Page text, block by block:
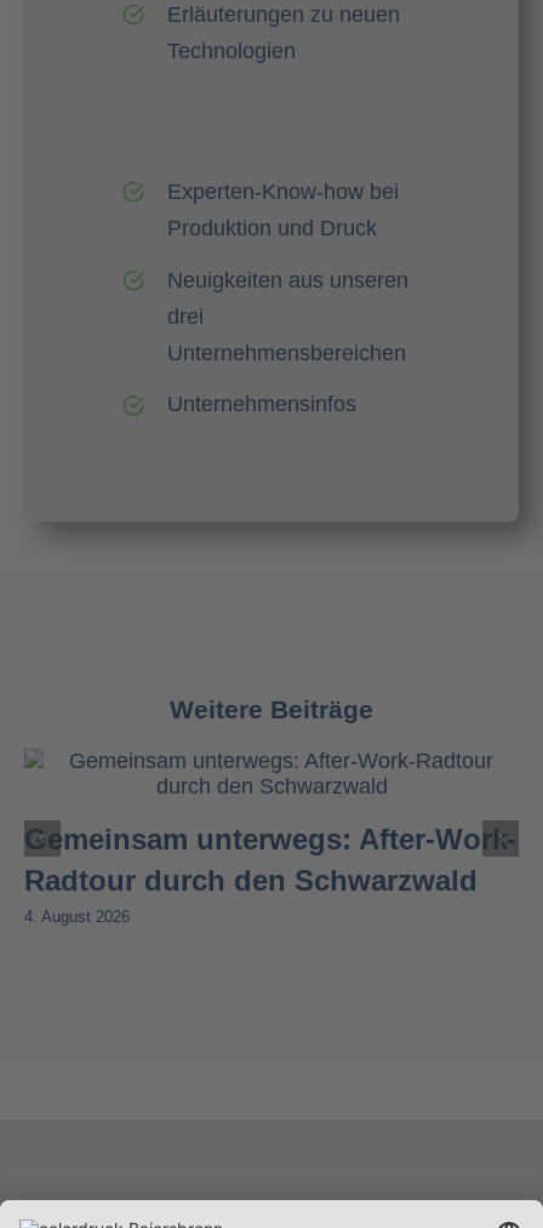
Erläuterungen zu neuen
Technologien
Experten-Know-how bei
Produktion und Druck
Neuigkeiten aus unseren
drei
Unternehmensbereichen
Unternehmensinfos
Weitere Beiträge
Gemeinsam unterwegs: After-Work-
Radtour durch den Schwarzwald
4. August 2026